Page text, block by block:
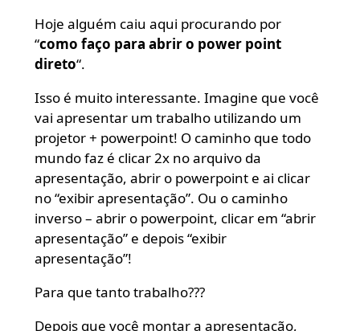
Hoje alguém caiu aqui procurando por
“como faço para abrir o power point
direto“.
Isso é muito interessante. Imagine que você
vai apresentar um trabalho utilizando um
projetor + powerpoint! O caminho que todo
mundo faz é clicar 2x no arquivo da
apresentação, abrir o powerpoint e ai clicar
no “exibir apresentação”. Ou o caminho
inverso – abrir o powerpoint, clicar em “abrir
apresentação” e depois “exibir
apresentação”!
Para que tanto trabalho???
Depois que você montar a apresentação,